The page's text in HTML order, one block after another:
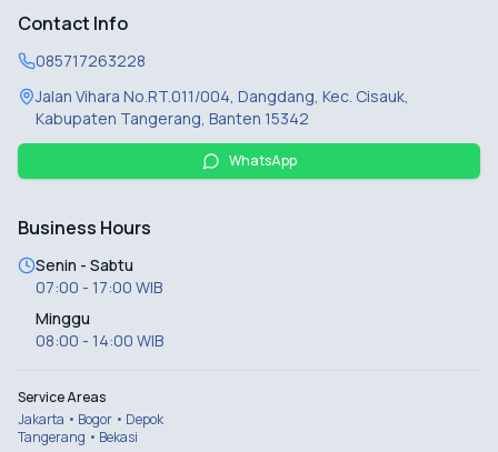
Contact Info
085717263228
Jalan Vihara No.RT.011/004, Dangdang, Kec. Cisauk,
Kabupaten Tangerang, Banten 15342
WhatsApp
Business Hours
Senin - Sabtu
07:00 - 17:00 WIB
Minggu
08:00 - 14:00 WIB
Service Areas
Jakarta • Bogor • Depok
Tangerang • Bekasi